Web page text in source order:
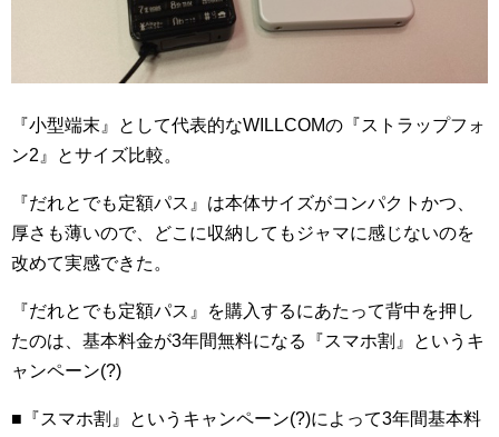
『小型端末』として代表的なWILLCOMの『ストラップフォ
ン2』とサイズ比較。
『だれとでも定額パス』は本体サイズがコンパクトかつ、
厚さも薄いので、どこに収納してもジャマに感じないのを
改めて実感できた。
『だれとでも定額パス』を購入するにあたって背中を押し
たのは、基本料金が3年間無料になる『スマホ割』というキ
ャンペーン(?)
■『スマホ割』というキャンペーン(?)によって3年間基本料